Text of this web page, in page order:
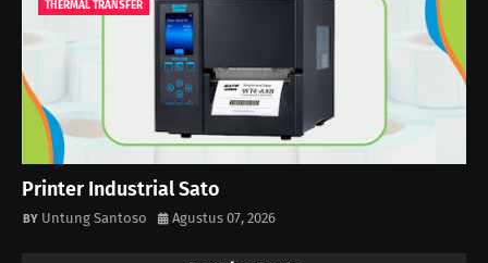
THERMAL TRANSFER
Printer Industrial Sato
Untung Santoso Agustus 07, 2026